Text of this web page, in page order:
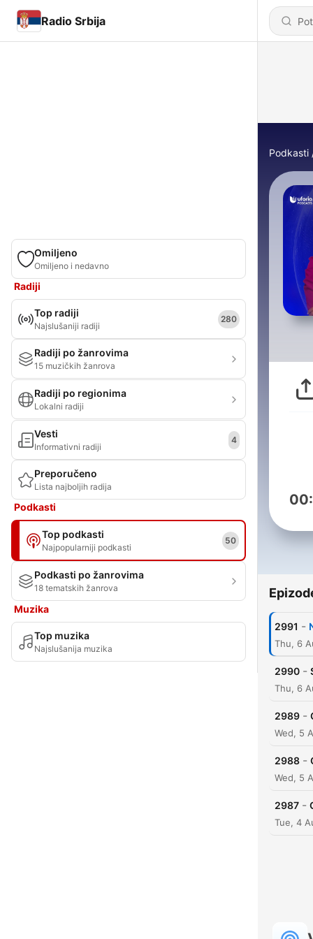
Radio Srbija
Omiljeno
Omiljeno i nedavno
Radiji
Top radiji
Najslušaniji radiji
280
Radiji po žanrovima
15 muzičkih žanrova
Radiji po regionima
Lokalni radiji
Vesti
Informativni radiji
4
Preporučeno
Lista najboljih radija
Podkasti
Top podkasti
Najpopularniji podkasti
50
Podkasti po žanrovima
18 tematskih žanrova
Muzika
Top muzika
Najslušanija muzika
Podkasti
2991 -
Thu, 6
2990 -
Thu, 6
2989 -
Wed, 5
2988 -
Wed, 5
2987 -
Tue, 4